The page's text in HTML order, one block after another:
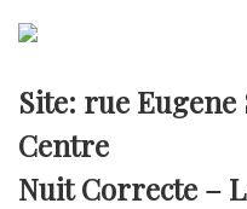
Site: rue
Centre
Nuit Correcte –